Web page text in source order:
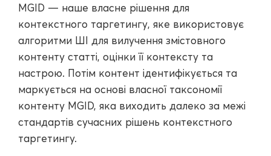
MGID — наше власне рішення для
контекстного таргетингу, яке використовує
алгоритми ШІ для вилучення змістовного
контенту статті, оцінки її контексту та
настрою. Потім контент ідентифікується та
маркується на основі власної таксономії
контенту MGID, яка виходить далеко за межі
стандартів сучасних рішень контекстного
таргетингу.